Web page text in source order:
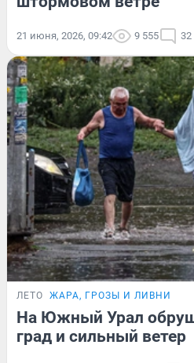
21 июня, 2026, 09:42 9 555 32
ЛЕТО ЖАРА, ГРОЗЫ И ЛИВНИ
На Южный Урал
град и сильный ветер